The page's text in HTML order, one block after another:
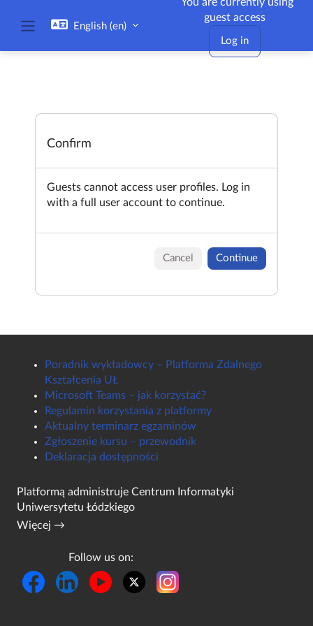
English ‎(en)‎
guest access
Log in
Confirm
Guests cannot access user profiles. Log in
with a full user account to continue.
Cancel Continue
Poradnik wykładowcy – Platforma Zdalnego
Kształcenia UŁ
Microsoft Teams – jak korzystać?
Regulamin korzystania z platformy
Aktualny terminarz egzaminów
Zgłoszenie kursu – przewodnik
Deklaracja dostępności
Platformą administruje Centrum Informatyki
Uniwersytetu Łódzkiego
Więcej →
Follow us on: